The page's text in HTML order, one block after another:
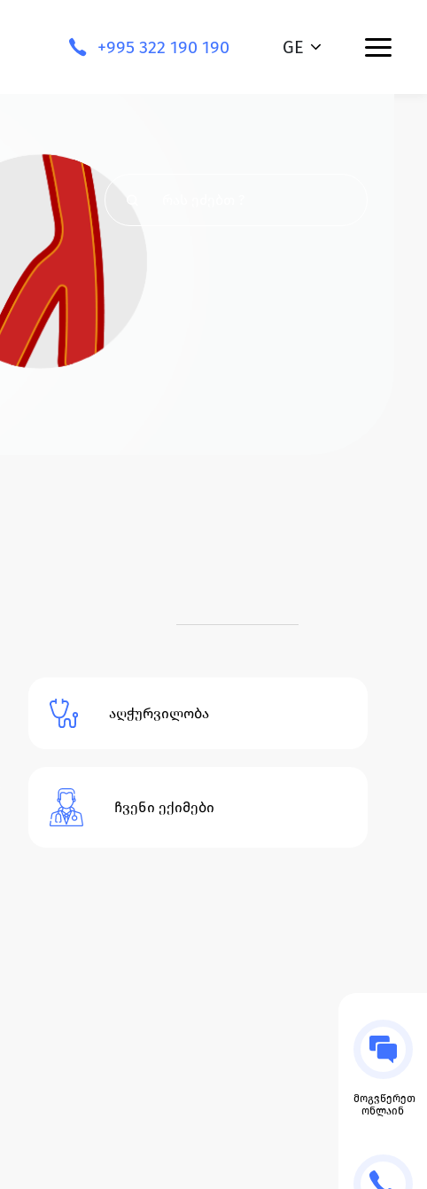
+995 322 190 190 GE
მოგვწერეთ
ონლაინ
აღჭურვილობა
ჩვენი ექიმები